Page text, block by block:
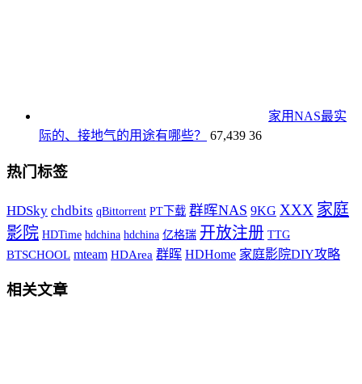
家用NAS最实
际的、接地气的用途有哪些？
67,439 36
热门标签
HDSky chdbits qBittorrent PT下载 群晖NAS 9KG XXX 家庭
影院 HDTime hdchina hdchina 亿格瑞 开放注册 TTG
BTSCHOOL mteam HDArea 群晖 HDHome 家庭影院DIY攻略
相关文章